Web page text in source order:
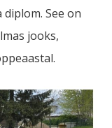
See on
jooks,